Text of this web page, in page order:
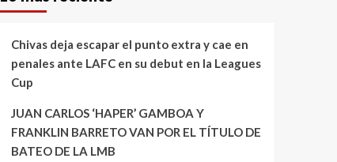
Chivas deja escapar el punto extra y cae en
penales ante LAFC en su debut en la Leagues
Cup
JUAN CARLOS ‘HAPER’ GAMBOA Y
FRANKLIN BARRETO VAN POR EL TÍTULO DE
BATEO DE LA LMB